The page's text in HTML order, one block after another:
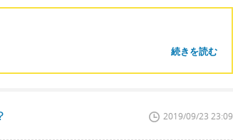
続きを読む
2019/09/23 23:09